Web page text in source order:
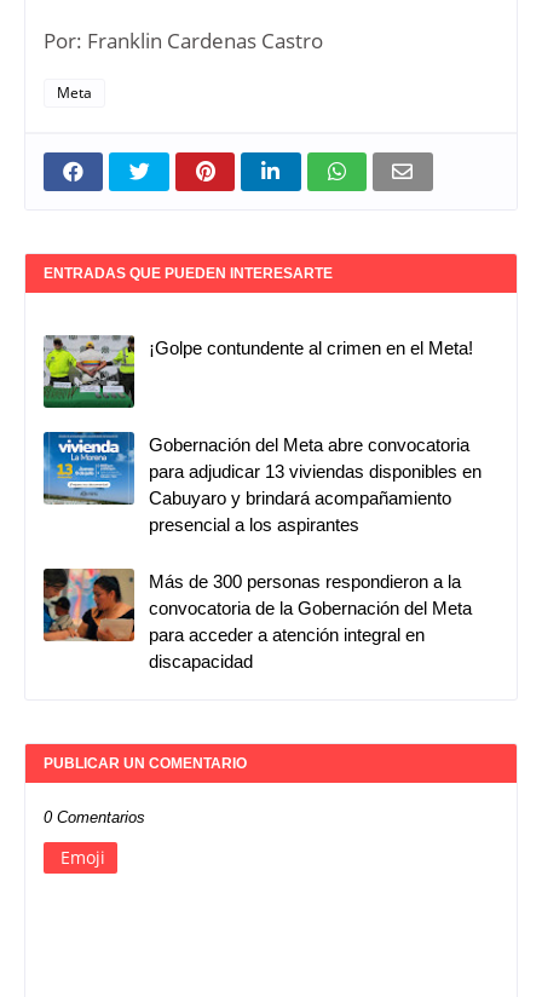
Por: Franklin Cardenas Castro
Meta
ENTRADAS QUE PUEDEN INTERESARTE
¡Golpe contundente al crimen en el Meta!
Gobernación del Meta abre convocatoria
para adjudicar 13 viviendas disponibles en
Cabuyaro y brindará acompañamiento
presencial a los aspirantes
Más de 300 personas respondieron a la
convocatoria de la Gobernación del Meta
para acceder a atención integral en
discapacidad
PUBLICAR UN COMENTARIO
0 Comentarios
Emoji